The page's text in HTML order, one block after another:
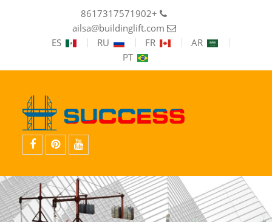
+8617317571902
ailsa@buildinglift.com
AR
FR
RU
ES
PT
بوك
PinterestYouTube